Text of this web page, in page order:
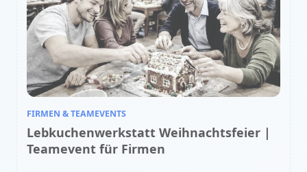
FIRMEN & TEAMEVENTS
Lebkuchenwerkstatt Weihnachtsfeier |
Teamevent für Firmen